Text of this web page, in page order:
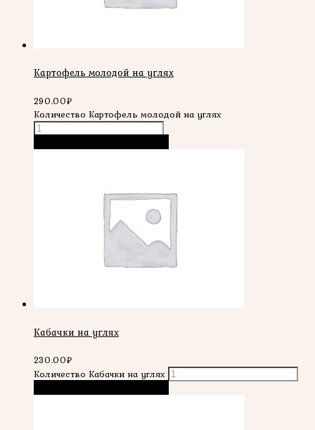
Картофель молодой на углях
290.00₽
Количество Картофель молодой на углях
Кабачки на углях
230.00₽
Количество Кабачки на углях